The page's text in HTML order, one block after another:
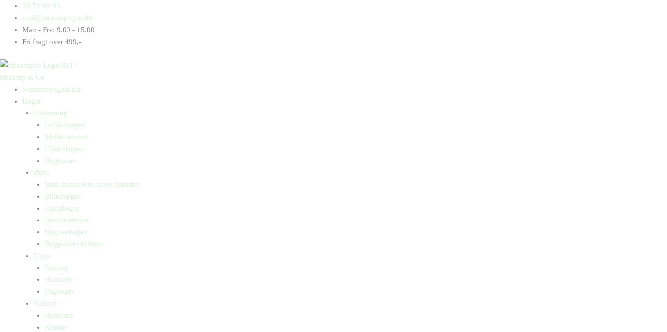
indholdet
30 71 00 03
mail@straarupogco.dk
Man - Fre: 9.00 - 15.00
Fri fragt over 499,-
Straarup & Co
Sommerbogpakker
Bøger
Letlæsning
Indskolingen
Mellemtrinnet
Udskolingen
Bogkasser
Børn
Små mennesker, store drømme
Billedbøger
Faktabøger
Børneromaner
Opgavebøger
Bogpakker til børn
Unge
Fantasy
Romaner
Fagbøger
Voksne
Romance
Krimier
Products
search
Products
search
utrolige
historie
første
flyvemaskine